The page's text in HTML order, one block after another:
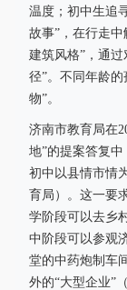
温度；初中生追
故事”，在行走
建筑风格”，通
径”。不同年龄
物”。
济南市教育局在
地”的提案答复中
初中以县情市情
育局）。这一要
学阶段可以去乡
中阶段可以参观
堂的中药炮制车
外的“大型企业”